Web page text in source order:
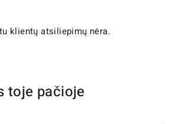
klientų atsiliepimų nėra.
toje pačioje